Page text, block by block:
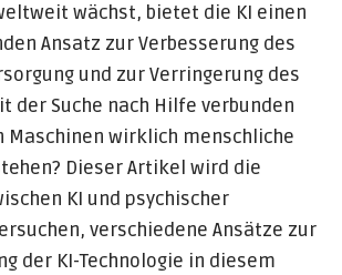
wächst, bietet die KI einen
Ansatz zur Verbesserung des
und zur Verringerung des
der Suche nach Hilfe verbunden
Maschinen wirklich menschliche
Dieser Artikel wird die
KI und psychischer
verschiedene Ansätze zur
der KI-Technologie in diesem